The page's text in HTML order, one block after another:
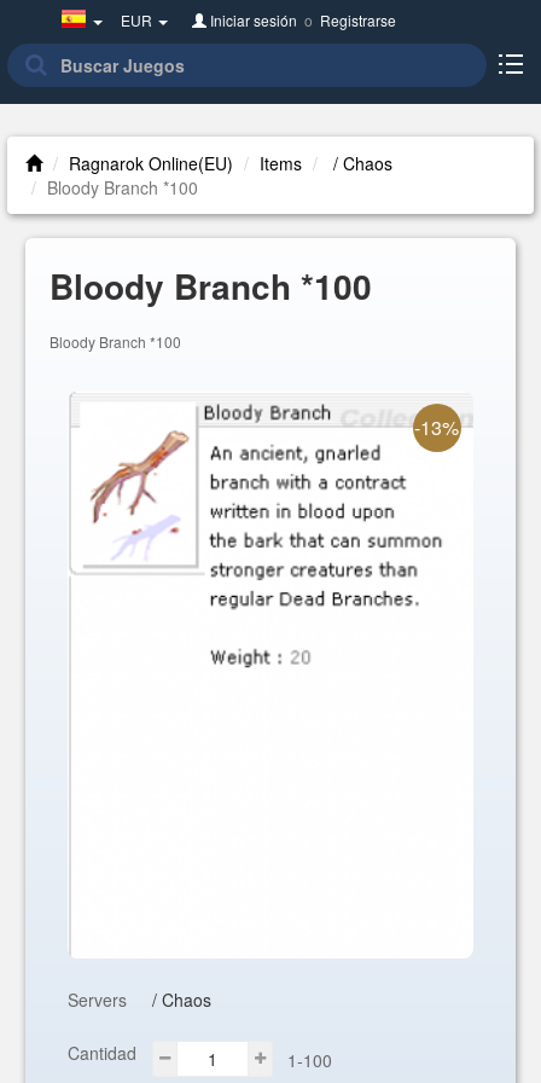
Spain(Español)
EUR Iniciar sesión o Registrarse
Ragnarok Online(EU) Items
/ Chaos
Bloody Branch *100
Bloody Branch *100
Bloody Branch *100
-13%
Servers / Chaos
Cantidad 1-100